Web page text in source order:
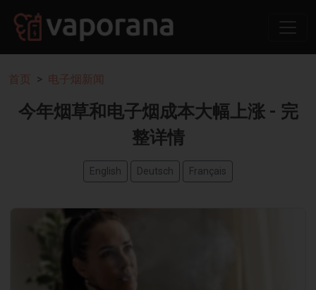
首页 电子烟新闻
今年烟草和电子烟成本大幅上涨 - 完
整详情
English Deutsch Français